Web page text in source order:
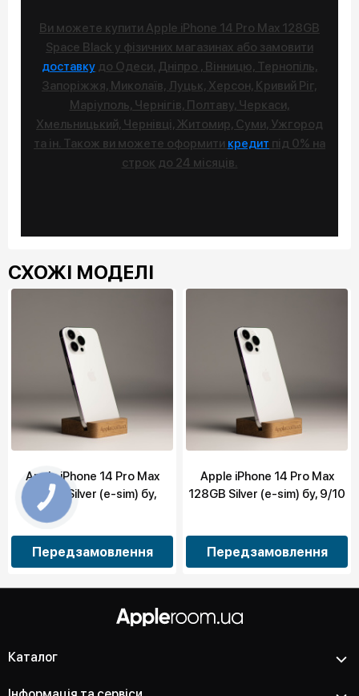
Ви можете купити Apple iPhone 14 Pro Max 128GB
Space Black у фізичних магазинах або замовити
доставкудо Одеси, Дніпро , Вінницю, Тернопіль,
Запоріжжя, Миколаїв, Луцьк, Херсон, Кривий Ріг,
Маріуполь, Чернігів, Полтаву, Черкаси,
Хмельницький, Чернівці, Житомир, Суми, Ужгород
та ін. Також ви можете оформити кредит під 0% на
строк до 24 місяців.
СХОЖІ МОДЕЛІ
Apple iPhone 14 Pro Max
128GB Silver (e-sim) бу,
Передзамовлення
Apple iPhone 14 Pro Max
128GB Silver (e-sim) бу, 9/10
Передзамовлення
Каталог